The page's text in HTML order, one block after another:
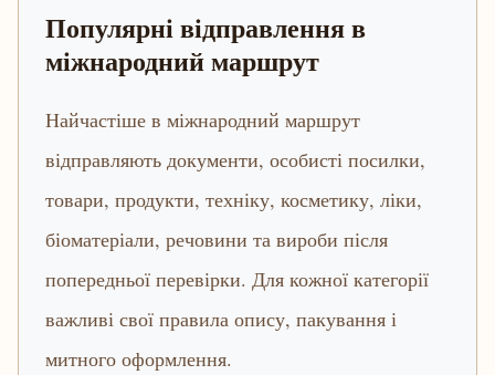
Популярні відправлення в
міжнародний маршрут
Найчастіше в міжнародний маршрут
відправляють документи, особисті посилки,
товари, продукти, техніку, косметику, ліки,
біоматеріали, речовини та вироби після
попередньої перевірки. Для кожної категорії
важливі свої правила опису, пакування і
митного оформлення.